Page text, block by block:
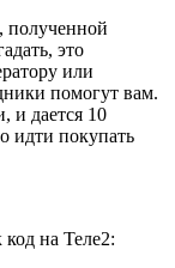
полученной
это
или
помогут вам.
и дается 10
идти покупать
код на Теле2: